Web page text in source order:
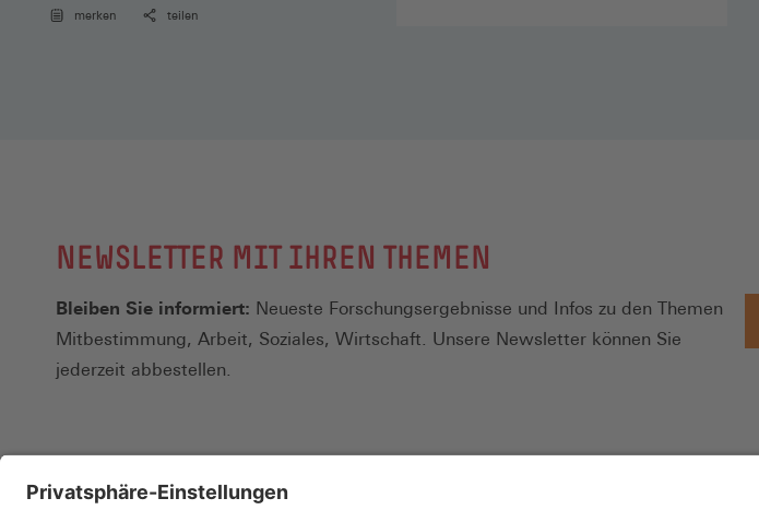
merken teilen
NEWSLETTER MIT IHREN THEMEN
Bleiben Sie informiert: Neueste Forschungsergebnisse und Infos zu den Themen
Mitbestimmung, Arbeit, Soziales, Wirtschaft. Unsere Newsletter können Sie
jederzeit abbestellen.